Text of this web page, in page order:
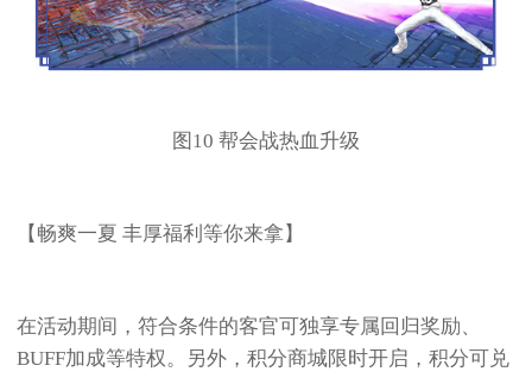
图10 帮会战热血升级
【畅爽一夏 丰厚福利等你来拿】
在活动期间，符合条件的客官可独享专属回归奖励、
BUFF加成等特权。另外，积分商城限时开启，积分可兑